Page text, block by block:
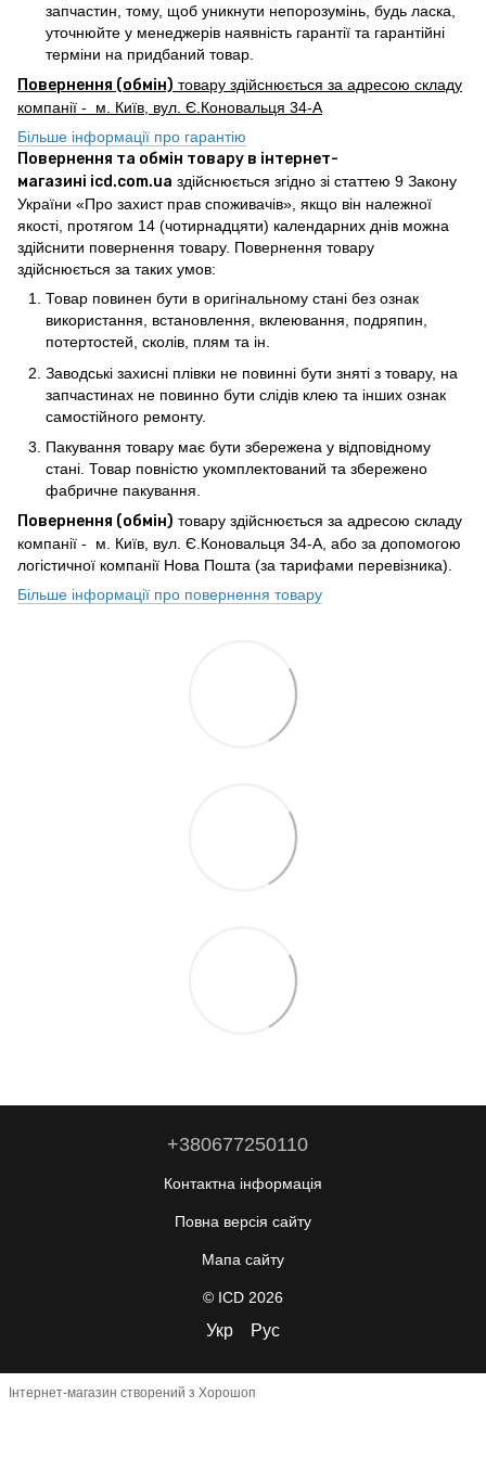
запчастин, тому, щоб уникнути непорозумінь, будь ласка,
уточнюйте у менеджерів наявність гарантії та гарантійні
терміни на придбаний товар.
Повернення (обмін) товару здійснюється за адресою складу
компанії - м. Київ, вул. Є.Коновальця 34-А
Більше інформації про гарантію
Повернення та обмін товару в інтернет-
магазині icd.com.ua здійснюється згідно зі статтею 9 Закону
України «Про захист прав споживачів», якщо він належної
якості, протягом 14 (чотирнадцяти) календарних днів можна
здійснити повернення товару. Повернення товару
здійснюється за таких умов:
Товар повинен бути в оригінальному стані без ознак
використання, встановлення, вклеювання, подряпин,
потертостей, сколів, плям та ін.
Заводські захисні плівки не повинні бути зняті з товару, на
запчастинах не повинно бути слідів клею та інших ознак
самостійного ремонту.
Пакування товару має бути збережена у відповідному
стані. Товар повністю укомплектований та збережено
фабричне пакування.
Повернення (обмін) товару здійснюється за адресою складу
компанії - м. Київ, вул. Є.Коновальця 34-А, або за допомогою
логістичної компанії Нова Пошта (за тарифами перевізника).
Більше інформації про повернення товару
+380677250110
Контактна інформація
Повна версія сайту
Мапа сайту
© ICD 2026
Укр Рус
Інтернет-магазин створений з Хорошоп